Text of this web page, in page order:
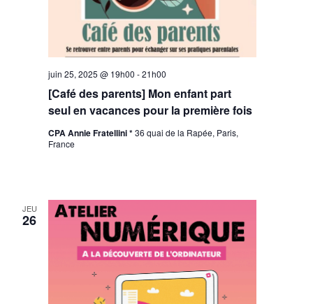
[Café des parents] Mon enfant part
seul en vacances pour la première fois
juin 25, 2025 @ 19h00 -21h00
CPA Annie Fratellini *36 quai de la Rapée, Paris,
France
JEU
26